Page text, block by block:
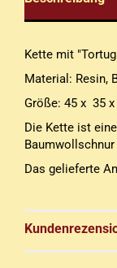
Kette mit
Material: Resin,
Größe: 45 x 35
Die Kette ist
Das gelieferte